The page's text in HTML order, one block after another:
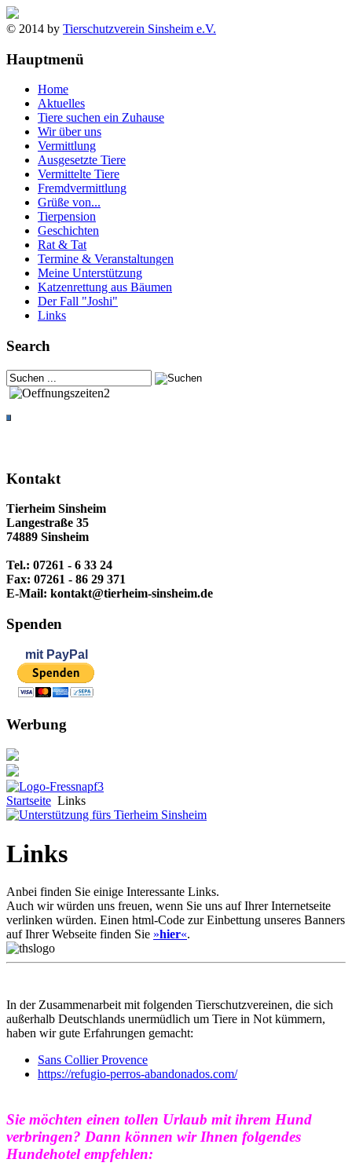
© 2014 by Tierschutzverein Sinsheim e.V.
Hauptmenü
Home
Aktuelles
Tiere suchen ein Zuhause
Wir über uns
Vermittlung
Ausgesetzte Tiere
Vermittelte Tiere
Fremdvermittlung
Grüße von...
Tierpension
Geschichten
Rat & Tat
Termine & Veranstaltungen
Meine Unterstützung
Katzenrettung aus Bäumen
Der Fall "Joshi"
Links
Search
Kontakt
Tierheim Sinsheim
Langestraße 35
74889 Sinsheim
Tel.: 07261 - 6 33 24
Fax: 07261 - 86 29 371
E-Mail: kontakt@tierheim-sinsheim.de
Spenden
mit PayPal
Werbung
Startseite Links
Links
Anbei finden Sie einige Interessante Links.
Auch wir würden uns freuen, wenn Sie uns auf Ihrer Internetseite
verlinken würden. Einen html-Code zur Einbettung unseres Banners
auf Ihrer Webseite finden Sie »hier«.
In der Zusammenarbeit mit folgenden Tierschutzvereinen, die sich
außerhalb Deutschlands unermüdlich um Tiere in Not kümmern,
haben wir gute Erfahrungen gemacht:
Sans Collier Provence
https://refugio-perros-abandonados.com/
Sie möchten einen tollen Urlaub mit ihrem Hund
verbringen? Dann können wir Ihnen folgendes
Hundehotel empfehlen: